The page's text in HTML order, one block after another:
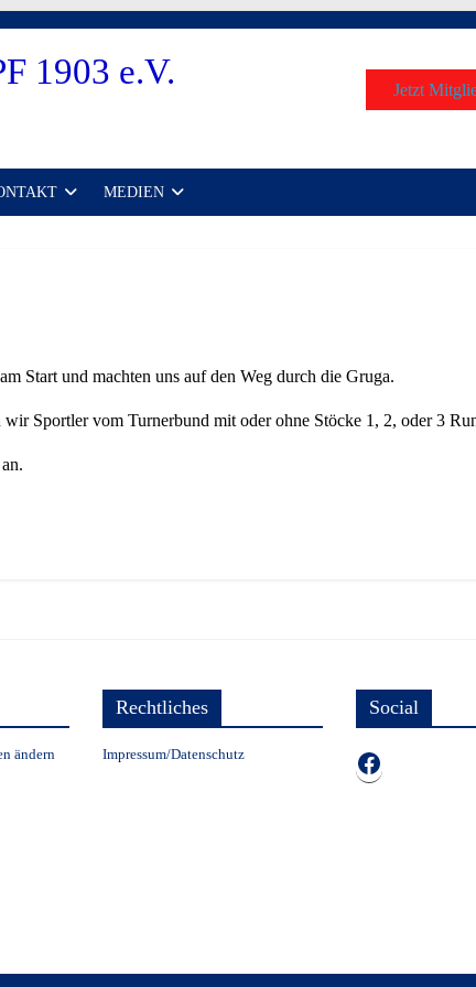
1903 e.V. Jetzt
MEDIEN
Start und machten uns auf den Weg durch die Gruga.
Sportler vom Turnerbund mit oder ohne Stöcke 1, 2, oder 3
ändern
Rechtliches
Impressum/Datenschutz
Social
TB auf Facebook